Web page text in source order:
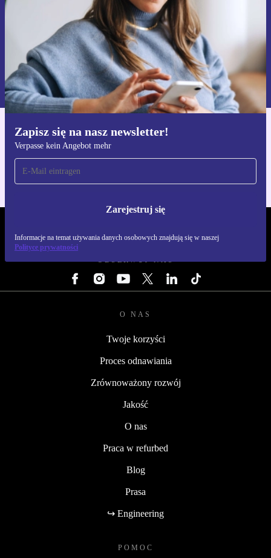
Zapisz się na nasz newsletter!
Verpasse kein Angebot mehr
Zarejestruj się
Informacje na temat używania danych osobowych znajdują się w naszej
Polityce prywatności
Zarejestruj się
Informacje na temat używania danych osobowych znajdują się w
naszej
Polityce prywatności
Pobierz aplikację refurbed
Dla iOS i Android
OBSERWUJ NAS
O NAS
Twoje korzyści
Proces odnawiania
Zrównoważony rozwój
Jakość
O nas
Praca w refurbed
Blog
Prasa
↪ Engineering
POMOC